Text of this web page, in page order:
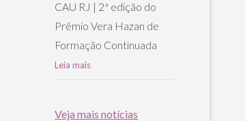
CAU RJ | 2ª edição do
Prêmio Vera Hazan de
Formação Continuada
Leia mais
Veja mais notícias